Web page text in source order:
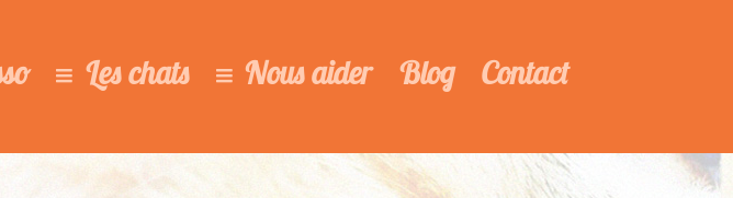
Les chats Nous aider Blog Contact